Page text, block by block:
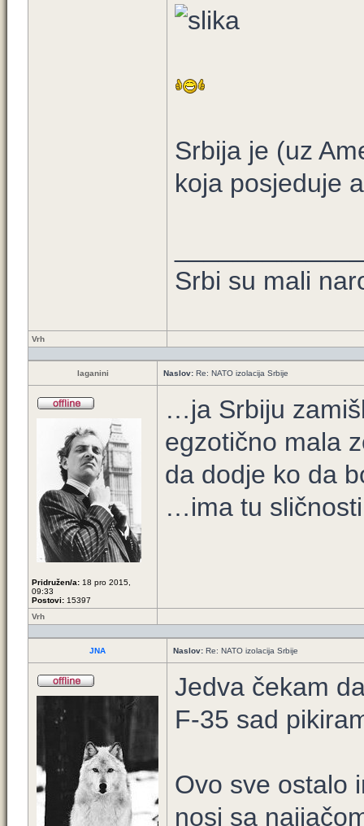
Srbija je (uz
koja posjeduje
Srbi su mali
Vrh
laganini Naslov: Re: NATO izolacija Srbije
Pridružen/a: 18 pro 2015,
09:33
Postovi: 15397
…ja Srbiju
egzotično mala
da dodje ko da
…ima tu
Vrh
JNA Naslov: Re: NATO izolacija Srbije
Jedva čekam
F-35 sad
Ovo sve ostalo
nosi sa